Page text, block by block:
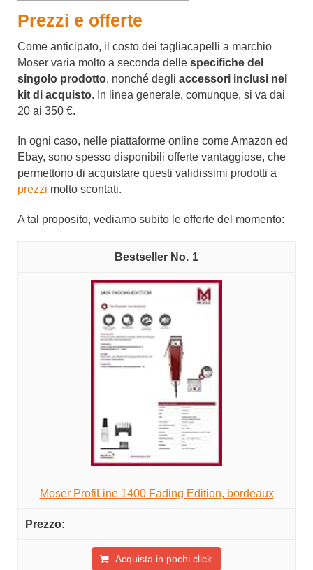
Prezzi e offerte
Come anticipato, il costo dei tagliacapelli a marchio
Moser varia molto a seconda delle specifiche del
singolo prodotto, nonché degli accessori inclusi nel
kit di acquisto. In linea generale, comunque, si va dai
20 ai 350 €.
In ogni caso, nelle piattaforme online come Amazon ed
Ebay, sono spesso disponibili offerte vantaggiose, che
permettono di acquistare questi validissimi prodotti a
prezzi molto scontati.
A tal proposito, vediamo subito le offerte del momento:
1
Moser ProfiLine 1400 Fading Edition, bordeaux
Acquista in pochi click